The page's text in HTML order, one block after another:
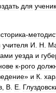
для
-
учителя И Н
уезда и
к-рого
» и К
В Е